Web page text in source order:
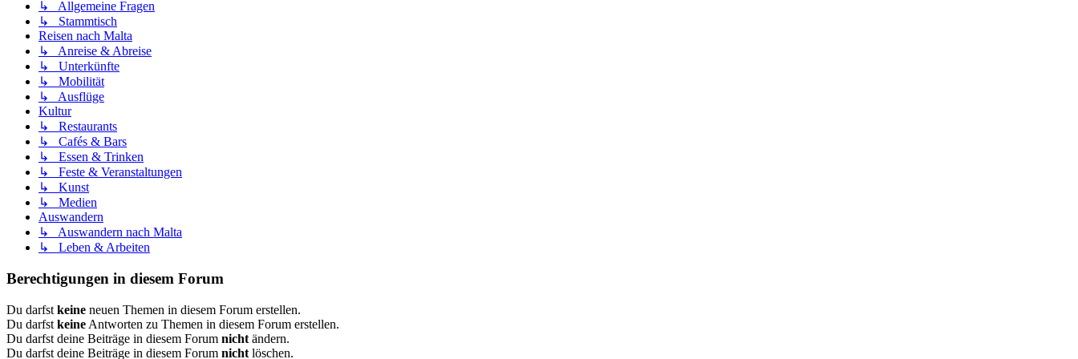
↳ Allgemeine Fragen
↳ Stammtisch
Reisen nach Malta
↳ Anreise & Abreise
↳ Unterkünfte
↳ Mobilität
↳ Ausflüge
Kultur
↳ Restaurants
↳ Cafés & Bars
↳ Essen & Trinken
↳ Feste & Veranstaltungen
↳ Kunst
↳ Medien
Auswandern
↳ Auswandern nach Malta
↳ Leben & Arbeiten
Berechtigungen in diesem Forum
Du darfst keine neuen Themen in diesem Forum erstellen.
Du darfst keine Antworten zu Themen in diesem Forum erstellen.
Du darfst deine Beiträge in diesem Forum nicht ändern.
Du darfst deine Beiträge in diesem Forum nicht löschen.